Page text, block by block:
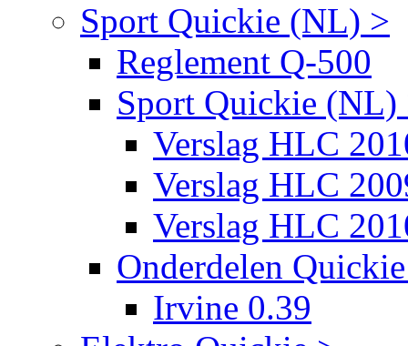
Sport Quickie (NL) >
Reglement Q-500
Sport Quickie (NL)
Verslag HLC
Verslag HLC
Verslag HLC
Onderdelen
Irvine 0.39